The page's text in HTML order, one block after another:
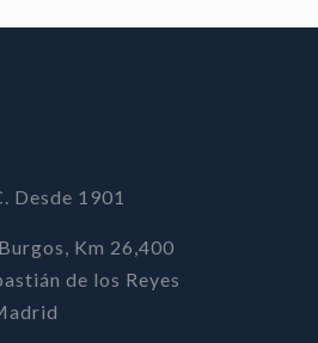
Desde 1901
Km 26,400
de los Reyes